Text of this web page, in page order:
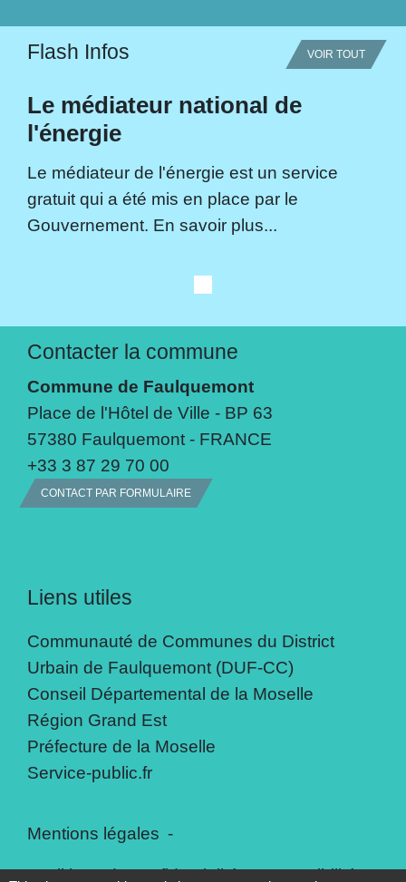
Flash Infos VOIR TOUT
Le médiateur national de
l'énergie
Le médiateur de l'énergie est un service
gratuit qui a été mis en place par le
Gouvernement. En savoir plus...
Contacter la commune
Commune de Faulquemont
Place de l'Hôtel de Ville - BP 63
57380 Faulquemont - FRANCE
+33 3 87 29 70 00
CONTACT PAR FORMULAIRE
Liens utiles
Communauté de Communes du District
Urbain de Faulquemont (DUF-CC)
Conseil Départemental de la Moselle
Région Grand Est
Préfecture de la Moselle
Service-public.fr
Mentions légales -
Politique de confidentialité - Accessibilité -